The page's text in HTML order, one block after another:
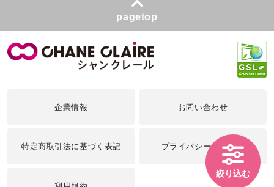
絞り込む
pagetop
企業情報 お問い合わせ
特定商取引法に基づく表記 プライバシーポリシー